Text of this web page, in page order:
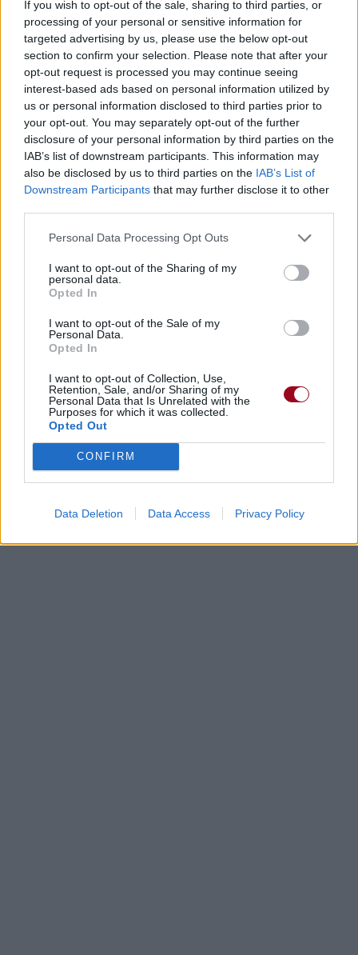
If you wish to opt-out of the sale, sharing to third parties, or
processing of your personal or sensitive information for
targeted advertising by us, please use the below opt-out
section to confirm your selection. Please note that after your
opt-out request is processed you may continue seeing
interest-based ads based on personal information utilized by
us or personal information disclosed to third parties prior to
your opt-out. You may separately opt-out of the further
disclosure of your personal information by third parties on the
IAB’s list of downstream participants. This information may
also be disclosed by us to third parties on the IAB’s List of
Downstream Participants that may further disclose it to other
Personal Data Processing Opt Outs
I want to opt-out of the Sharing of my
personal data.
Opted In
I want to opt-out of the Sale of my
Personal Data.
Opted In
I want to opt-out of Collection, Use,
Retention, Sale, and/or Sharing of my
Personal Data that Is Unrelated with the
Purposes for which it was collected.
Opted Out
CONFIRM
Data Deletion Data Access Privacy Policy